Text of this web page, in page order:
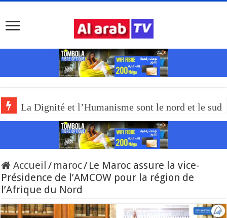
La Dignité et l’Humanisme sont le nord et le
Accueil / maroc/ Le Maroc assure la vice-
Présidence de l’AMCOW pour la région de
l’Afrique du Nord